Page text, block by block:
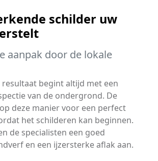
schilder uw
aanpak door de lokale
resultaat begint altijd met een
van de ondergrond. De
deze manier voor een perfect
het schilderen kan beginnen.
de specialisten een goed
en een ijzersterke aflak aan.